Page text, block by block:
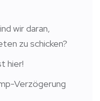
wir daran,
zu schicken?
hier!
Verzögerung